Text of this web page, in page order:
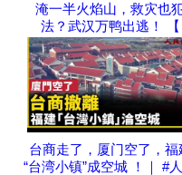
淹一半火焰山，救灾也
法？武汉万鸭出逃！ 【
台商走了，厦门空了，福
“台湾小镇”成空城 ！｜ #